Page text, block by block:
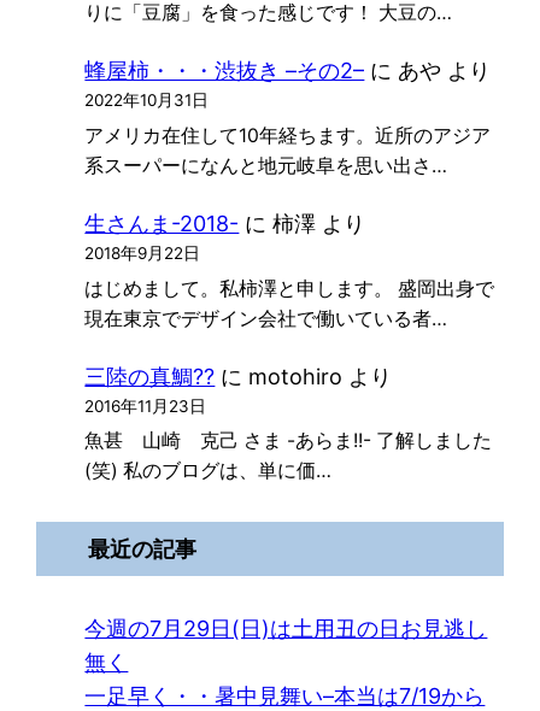
りに「豆腐」を食った感じです！ 大豆の…
蜂屋柿・・・渋抜き –その2– に あや より
2022年10月31日
アメリカ在住して10年経ちます。近所のアジア
系スーパーになんと地元岐阜を思い出さ…
生さんま-2018- に柿澤 より
2018年9月22日
はじめまして。私柿澤と申します。 盛岡出身で
現在東京でデザイン会社で働いている者…
三陸の真鯛?? に motohiro より
2016年11月23日
魚甚 山崎 克己 さま -あらま!!- 了解しました
(笑) 私のブログは、単に価…
最近の記事
今週の7月29日(日)は土用丑の日お見逃し
無く
一足早く・・暑中見舞い–本当は7/19から